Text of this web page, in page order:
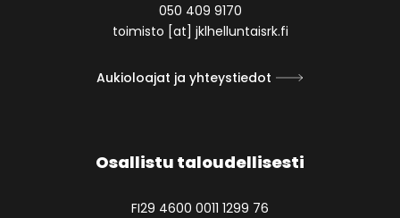
050 409 9170
toimisto [at] jklhelluntaisrk.fi
Aukioloajat ja yhteystiedot
Osallistu taloudellisesti
FI29 4600 0011 1299 76